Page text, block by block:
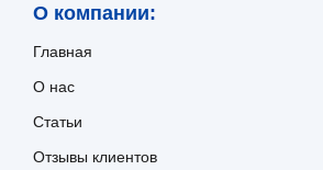
О компании:
Главная
О нас
Статьи
Отзывы клиентов